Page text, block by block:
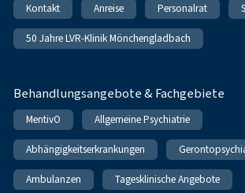
Kontakt Anreise Personalrat
50 Jahre LVR-Klinik Mönchengladbach
Behandlungsangebote & Fachgebiete
MentivO Allgemeine Psychiatrie
Abhängigkeitserkrankungen
Ambulanzen Tagesklinische Angebote